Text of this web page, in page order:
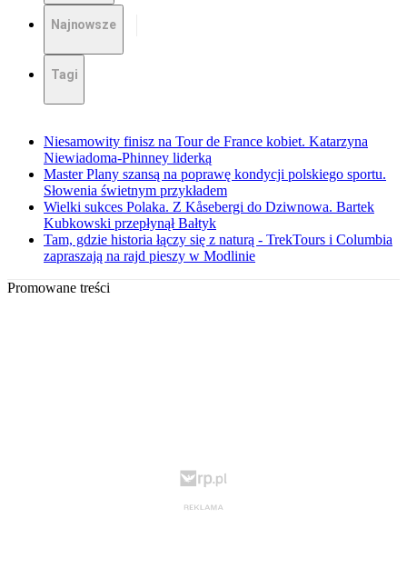
Najnowsze
Tagi
Niesamowity finisz na Tour de France kobiet. Katarzyna
Niewiadoma-Phinney liderką
Master Plany szansą na poprawę kondycji polskiego sportu.
Słowenia świetnym przykładem
Wielki sukces Polaka. Z Kåsebergi do Dziwnowa. Bartek
Kubkowski przepłynął Bałtyk
Tam, gdzie historia łączy się z naturą - TrekTours i Columbia
zapraszają na rajd pieszy w Modlinie
Promowane treści